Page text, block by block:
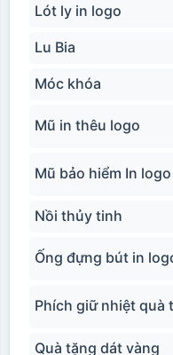
Lót ly in logo
Lu Bia
Móc khóa
Mũ in thêu logo
Mũ bảo hiểm In logo
Nồi thủy tinh
Ống đựng bút in
Phích giữ nhiệt quà
Quà tặng dát vàng